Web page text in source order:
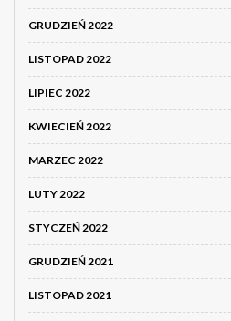
GRUDZIEŃ 2022
LISTOPAD 2022
LIPIEC 2022
KWIECIEŃ 2022
MARZEC 2022
LUTY 2022
STYCZEŃ 2022
GRUDZIEŃ 2021
LISTOPAD 2021